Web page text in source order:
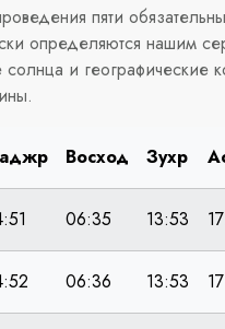
пяти
определяются нашим
и географические
Восход Зухр
06:35 13:53
06:36 13:53